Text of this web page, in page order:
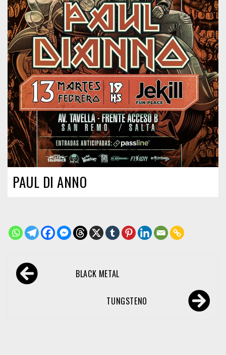
PAUL DI ANNO
Navegación
de BLACK METAL
TUNGSTENO